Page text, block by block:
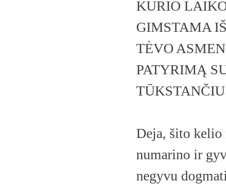
KURIO
GIMSTAMA
TĖVO
PATYRIMĄ
Deja, šito kelio
numarino ir
negyvu